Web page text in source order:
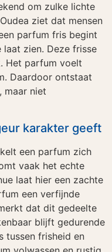
om zulke lichte
ziet dat mensen
parfum fris begint
laat zien. Deze frisse
Het parfum voelt
Daardoor ontstaat
maar niet
karakter geeft
een parfum zich
vaak het echte
laat hier een zachte
een verfijnde
dat dit gedeelte
blijft gedurende
tussen frisheid en